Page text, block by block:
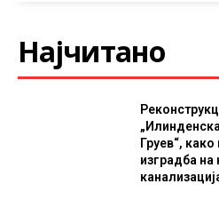
Најчитано
Груев“,
изградба